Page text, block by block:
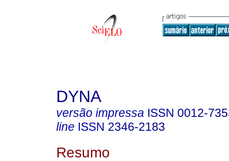
DYNA
versão impressa ISSN 0012-
line ISSN 2346-2183
Resumo